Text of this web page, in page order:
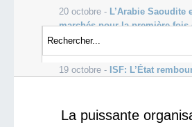
Actualité
Starting Doc
20 octobre - L’Arabie Saoudite
marchés pour la première fois
19 octobre -
s’envolent, dopés par le
19 octobre - ISF: L’État
La puissante